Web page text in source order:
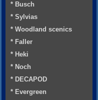
* Busch
* Sylvias
* Woodland scenics
* Faller
* Heki
* Noch
* DECAPOD
* Evergreen